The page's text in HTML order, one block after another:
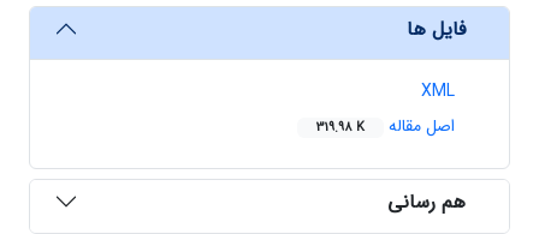
فایل ها
XML
اصل مقاله
319.98 K
هم رسانی